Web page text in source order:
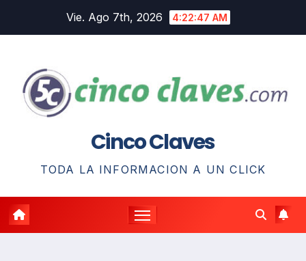
Vie. Ago 7th, 2026 4:22:48 AM
Cinco Claves
TODA LA INFORMACION A UN CLICK